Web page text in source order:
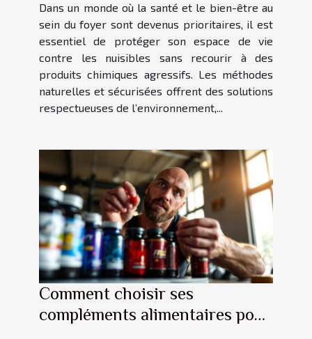
Dans un monde où la santé et le bien-être au
sein du foyer sont devenus prioritaires, il est
essentiel de protéger son espace de vie
contre les nuisibles sans recourir à des
produits chimiques agressifs. Les méthodes
naturelles et sécurisées offrent des solutions
respectueuses de l’environnement,...
Comment choisir ses
compléments alimentaires pour